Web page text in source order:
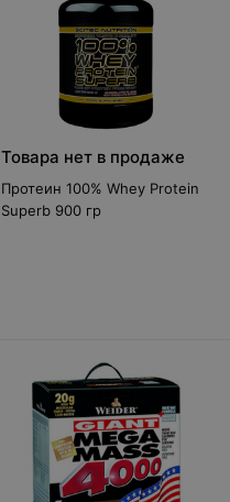
Товара нет в продаже
Протеин 100% Whey Protein
Superb 900 гр